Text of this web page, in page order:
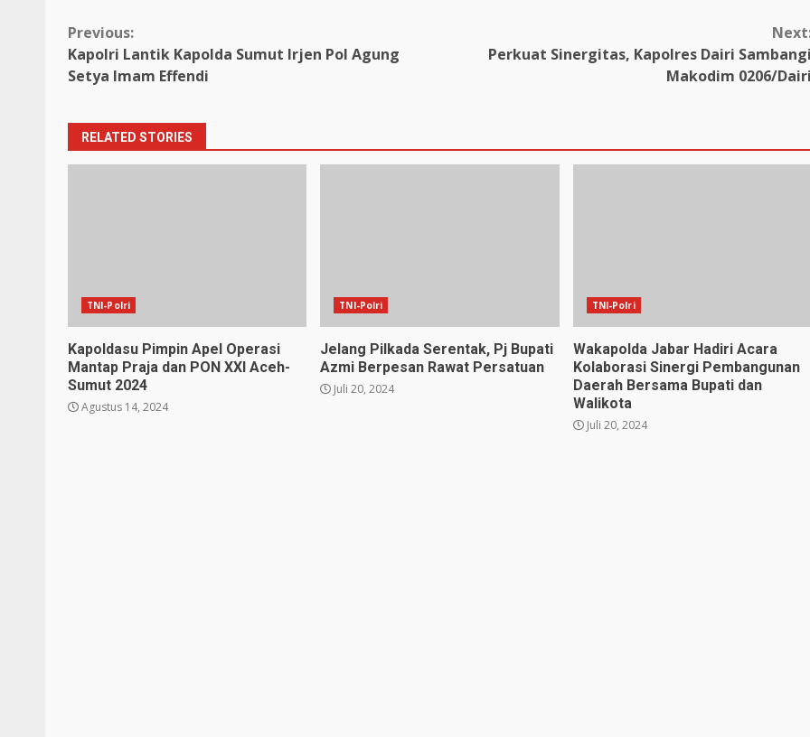
Continue
Reading
Previous:
Kapolri Lantik Kapolda Sumut Irjen Pol Agung
Setya Imam Effendi
Perkuat Sinergitas, Kapolres Dairi
Makodim 0206/
RELATED STORIES
TNI-Polri
Kapoldasu Pimpin Apel Operasi
Mantap Praja dan PON XXl Aceh-
Sumut 2024
Agustus 14, 2024
TNI-Polri
Jelang Pilkada Serentak, Pj Bupati
Azmi Berpesan Rawat Persatuan
Juli 20, 2024
TNI-Polri
Wakapolda Jabar Hadiri Acara
Kolaborasi Sinergi Pembangunan
Daerah Bersama Bupati dan
Walikota
Juli 20, 2024